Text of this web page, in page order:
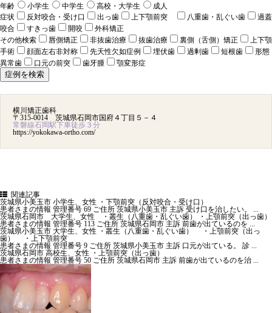
年齢
小学生 中学生 高校・大学生
成人
症状
反対咬合・受け口 出っ歯 上下顎前突 八重歯・乱ぐい歯
過蓋
咬合
すきっ歯 開咬
外科矯正
その他検索
唇側矯正 非抜歯治療 抜歯治療 裏側（舌側）矯正
上下顎
手術
顔面左右非対称 先天性欠如症例 埋伏歯 過剰歯 短根歯
形態
異常歯
口元の前突 歯牙腫 顎変形症
横川矯正歯科
〒315-0014 茨城県石岡市国府４丁目５－４
常磐線石岡駅下車徒歩３分
https://yokokawa-ortho.com/
関連記事
茨城県小美玉市 小学生、女性 ・下顎前突（反対咬合・受け口）
患者さまの情報 管理番号 69 ご住所 茨城県小美玉市 主訴 受け口を治したい。 ...
茨城県石岡市 大学生、女性 ・叢生（八重歯・乱ぐい歯） ・上顎前突（出っ歯）
患者さまの情報 管理番号 113 ご住所 茨城県石岡市 主訴 前歯が出ているのを ...
茨城県小美玉市 大学生、女性 ・叢生（八重歯・乱ぐい歯） ・上顎前突（出っ
歯） ・上下顎前突
患者さまの情報 管理番号 9 ご住所 茨城県小美玉市 主訴 口元が出ている。 診 ...
茨城県石岡市 高校生、女性 ・上顎前突（出っ歯）
患者さまの情報 管理番号 50 ご住所 茨城県石岡市 主訴 前歯が出ているのを治 ...